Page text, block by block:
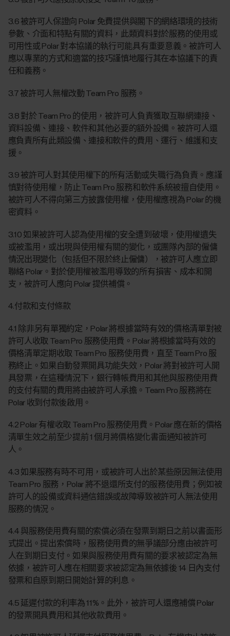
3.6 被許可人保證向 Polar 免費提供與閣下的網絡環境的技術
參數、介面和特點有關的資料，此類資料對於服務的使用或
可用性或 Polar 對本協議的執行可能具有重要意義。被許可人
應以專業的方式和適當的技巧謹慎地履行其在本協議下的責
任和義務。
3.7 被許可人無權改動 Team Pro 服務。
3.8 對於 Team Pro 的使用，被許可人負責獲取互聯網連接、
資料設備、連接、軟件和其他必要的額外設備。被許可人還
應負責所有此類設備、連接和軟件的費用、運行、維護和支
援。
3.9 被許可人對其使用權下的所有活動或失職行為負責。應謹
慎對待使用權，防止 Team Pro 服務和軟件系統被擅自使用。
被許可人不得向第三方披露使用權，使用權應視為 Polar 的機
密資料。
3.10 如果被許可人認為使用權的安全遭到破壞，使用權遺失
或被濫用，或出現與使用權有關的變化，或團隊內部的僱傭
情況出現變化（包括但不限於終止僱傭），被許可人應立即
聯絡 Polar。對於使用權被濫用導致的所有損害、成本和開
支，被許可人應向 Polar 提供補償。
4.付款和支付條款
4.1 除非另有單獨約定，Polar 將根據當時有效的價格清單對被
許可人收取 Team Pro 服務使用費。Polar 將根據當時有效的
價格清單定期收取 Team Pro 服務使用費，直至 Team Pro 服
務終止。如果自動發票開具功能失效，Polar 將對被許可人開
具發票，在這種情況下，銀行轉帳費用和其他與服務使用費
的支付有關的費用將由被許可人承擔。Team Pro 服務將在
Polar 收到付款後啟用。
4.2 Polar 有權收取 Team Pro 服務使用費。Polar 應在新的價格
清單生效之前至少提前 1 個月將價格變化書面通知被許可
人。
4.3 如果服務有時不可用，或被許可人出於某些原因無法使用
Team Pro 服務，Polar 將不退還所支付的服務使用費；例如被
許可人的設備或資料通信錯誤或故障導致被許可人無法使用
服務的情況。
4.4 與服務使用費有關的索償必須在發票到期日之前以書面形
式提出。提出索償時，服務使用費的無爭議部分應由被許可
人在到期日支付。如果與服務使用費有關的要求被認定為無
依據，被許可人應在相關要求被認定為無依據後 14 日內支付
發票和自原到期日開始計算的利息。
4.5 延遲付款的利率為 11%。此外，被許可人還應補償 Polar
的發票開具費用和其他收款費用。